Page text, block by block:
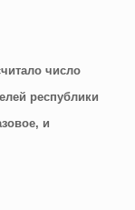
число
республики
и